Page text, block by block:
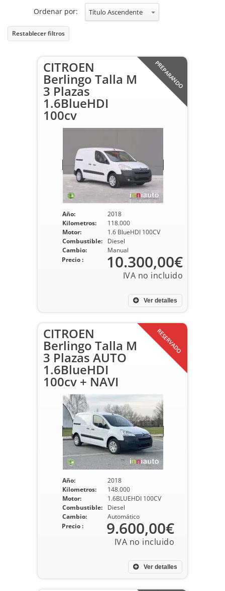
Ordenar por: Título Ascendente
Restablecer filtros
PREPARANDO
CITROEN
Berlingo Talla M
3 Plazas
1.6BlueHDI
100cv
Año:
2018
Kilometros:
118.000
Motor:
1.6 BlueHDI 100CV
Combustible:
Diesel
Cambio:
Manual
Ver detalles
Precio : 10.300,00€
RESERVADO
CITROEN
Berlingo Talla M
3 Plazas AUTO
1.6BlueHDI
100cv + NAVI
Año:
2018
Kilometros:
148.000
Motor:
1.6BLUEHDI 100CV
Combustible:
Diesel
Cambio:
Automático
Ver detalles
Precio : 9.600,00€